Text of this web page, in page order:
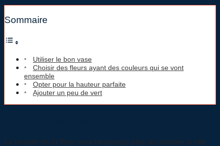
Sommaire
Utiliser le bon vase
Choisir des fleurs ayant des couleurs qui se vont
ensemble
Opter pour la hauteur parfaite
Ajouter un peu de vert
La beauté de la fleur sera beaucoup plus accentuée si elle